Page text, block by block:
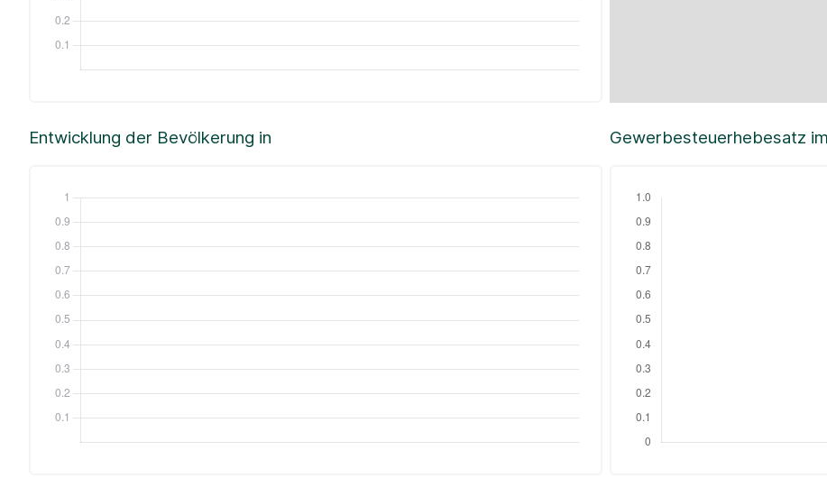
Entwicklung der Bevölkerung in Gewerbesteuerhebesatz